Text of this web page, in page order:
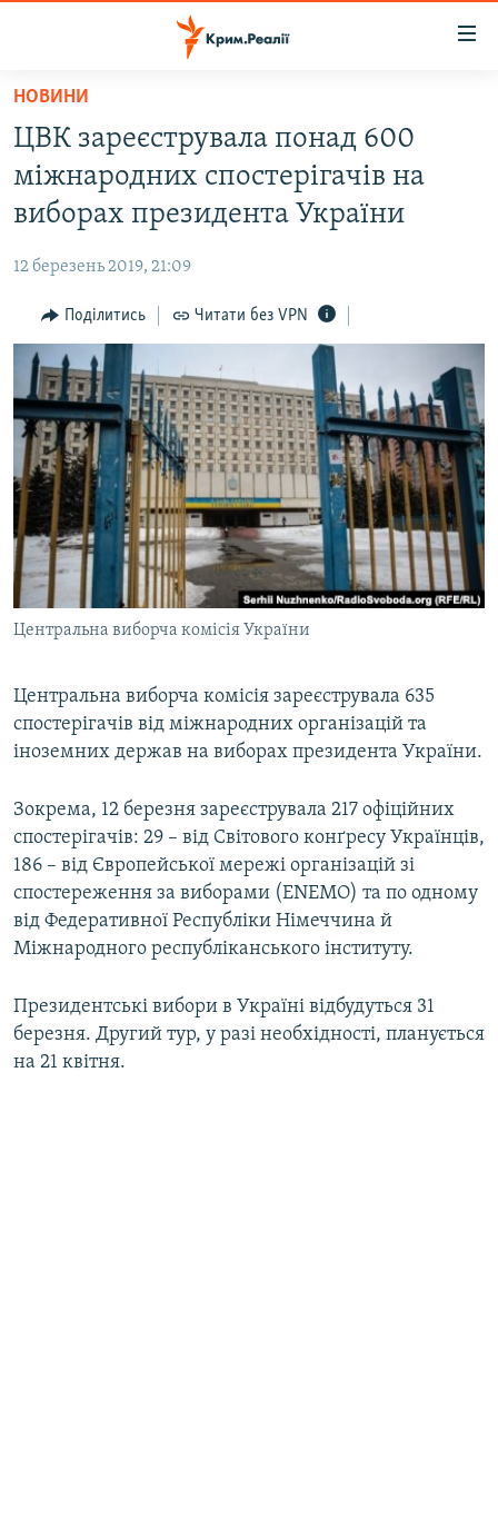
Перейти
основного
матеріалу
Перейти
до
основної
навігації
Перейти
до
пошуку
ВОДА.КРИМ
ВІДЕО ТА ФОТО
БЛОГИ
ПОГЛЯД
ІНТЕРВ'Ю
ВСЕ ЗА ДЕНЬ
СПЕЦПРОЕКТИ
ДЕПОРТАЦІЯ
ВІДЕОУРОКИ «ELIFBE»
СВІДЧЕННЯ ОКУПАЦІЇ
УКРАЇНСЬКА ПРОБЛЕМА КРИМУ
ІНФОГРАФІКА
ЯК ОБІЙТИ БЛОКУВАННЯ
Русский
Qırımtatar
ДОЛУЧАЙСЯ!
Усі сайти RFE/RL
НОВИНИ
ЦВК зареєструвала понад 600
міжнародних спостерігачів на
виборах президента України
12 березень 2019, 21:09
Поділитись Читати без VPN
Центральна виборча комісія України
Центральна виборча комісія зареєструвала 635
спостерігачів від міжнародних організацій та
іноземних держав на виборах президента України.
Зокрема, 12 березня зареєструвала 217 офіційних
спостерігачів: 29 – від Світового конґресу Українців,
186 – від Європейської мережі організацій зі
спостереження за виборами (ЕNЕМО) та по одному
від Федеративної Республіки Німеччина й
Міжнародного республіканського інституту.
Президентські вибори в Україні відбудуться 31
березня. Другий тур, у разі необхідності, планується
на 21 квітня.